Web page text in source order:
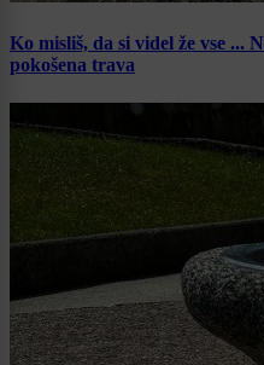
Ko misliš, da si videl že vse ...
pokošena trava